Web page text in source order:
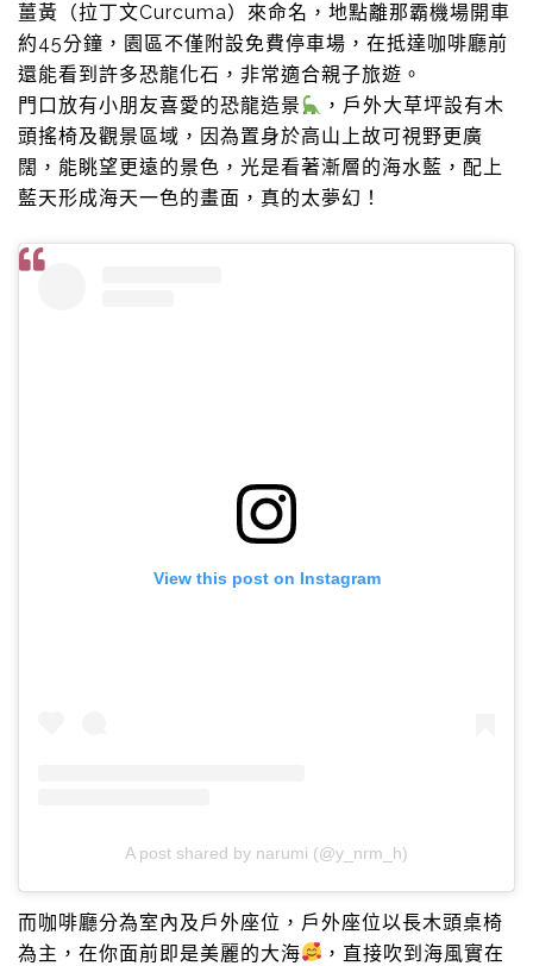
薑黃（拉丁文Curcuma）來命名，地點離那霸機場開車
約45分鐘，園區不僅附設免費停車場，在抵達咖啡廳前
還能看到許多恐龍化石，非常適合親子旅遊。
門口放有小朋友喜愛的恐龍造景
，戶外大草坪設有木
頭搖椅及觀景區域，因為置身於高山上故可視野更廣
闊，能眺望更遠的景色，光是看著漸層的海水藍，配上
藍天形成海天一色的畫面，真的太夢幻！
View this post on Instagram
A post shared by narumi (@y_nrm_h)
而咖啡廳分為室內及戶外座位，戶外座位以長木頭桌椅
為主，在你面前即是美麗的大海
，直接吹到海風實在